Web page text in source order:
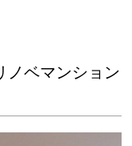
ノベマンション